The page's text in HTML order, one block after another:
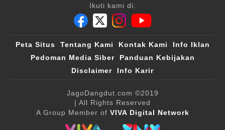
Ikuti kami di:
Peta Situs Tentang Kami Kontak Kami
Info Iklan
Pedoman Media Siber
Panduan Kebijakan
Disclaimer
Info Karir
JagoDangdut.com ©2019
| All Rights Reserved
A Group Member of VIVA Digital Network